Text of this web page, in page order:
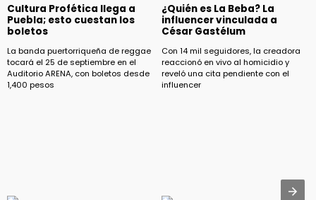
Cultura Profética llega a
Puebla; esto cuestan los
boletos
La banda puertorriqueña de reggae
tocará el 25 de septiembre en el
Auditorio ARENA, con boletos desde
1,400 pesos
¿Quién es La Beba? La
influencer vinculada a
César Gastélum
Con 14 mil seguidores, la creadora
reaccionó en vivo al homicidio y
reveló una cita pendiente con el
influencer